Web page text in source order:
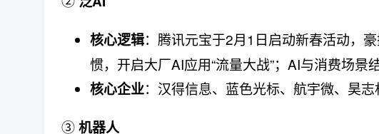
核心逻辑：腾讯元宝于2月1日启动新春活动，
惯，开启大厂AI应用“流量大战”；AI与消费场景
核心企业：汉得信息、蓝色光标、航宇微、昊
③机器人